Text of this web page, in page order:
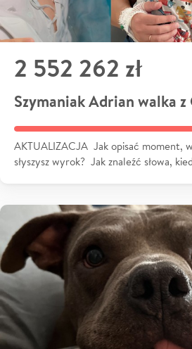
2 552 262 zł
Szymaniak Adrian walka z
AKTUALIZACJA Jak opisać moment,
słyszysz wyrok? Jak znaleźć słowa,